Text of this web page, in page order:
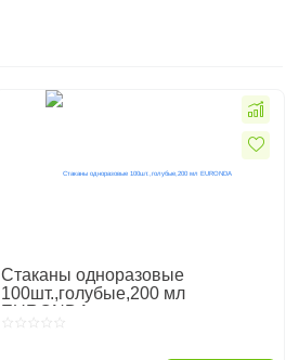
Стаканы одноразовые
100шт.,голубые,200 мл
EURONDA